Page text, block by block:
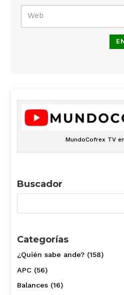
MundoCofrex TV
Buscador
Categorías
¿Quién sabe ande?(158)
APC(56)
Balances(16)